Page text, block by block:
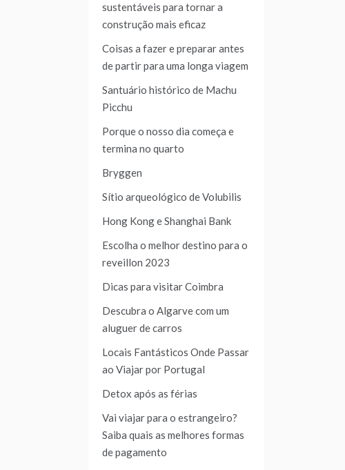
sustentáveis para tornar a
construção mais eficaz
Coisas a fazer e preparar antes
de partir para uma longa viagem
Santuário histórico de Machu
Picchu
Porque o nosso dia começa e
termina no quarto
Bryggen
Sítio arqueológico de Volubilis
Hong Kong e Shanghai Bank
Escolha o melhor destino para o
reveillon 2023
Dicas para visitar Coimbra
Descubra o Algarve com um
aluguer de carros
Locais Fantásticos Onde Passar
ao Viajar por Portugal
Detox após as férias
Vai viajar para o estrangeiro?
Saiba quais as melhores formas
de pagamento